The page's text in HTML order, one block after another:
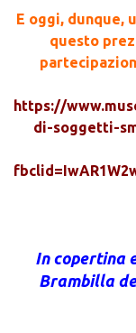
E oggi, dunque,
questo
https://
di-soggetti-
In copertina
Brambilla